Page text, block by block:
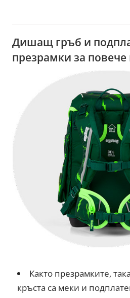
Дишащ гръб и
презрамки за
Както презрамките,
кръста са меки и